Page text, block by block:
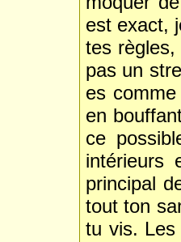
est exact,
tes
pas un
es
en
ce
intérieurs
principal
tout ton
tu vis.